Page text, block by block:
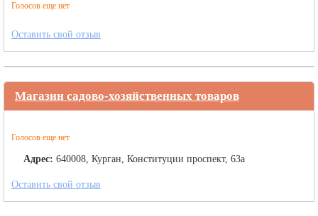
Голосов еще нет
Оставить свой отзыв
Магазин садово-хозяйственных товаров
Голосов еще нет
Адрес: 640008, Курган, Конституции проспект, 63а
Оставить свой отзыв